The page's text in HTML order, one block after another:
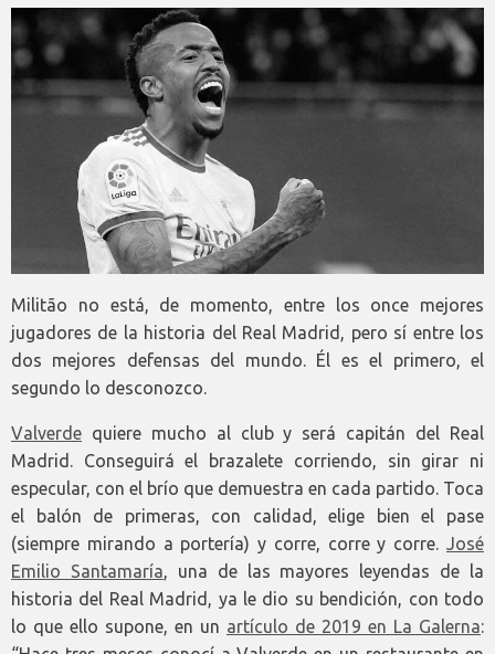
Militão no está, de momento, entre los once mejores
jugadores de la historia del Real Madrid, pero sí entre los
dos mejores defensas del mundo. Él es el primero, el
segundo lo desconozco.
Valverde quiere mucho al club y será capitán del Real
Madrid. Conseguirá el brazalete corriendo, sin girar ni
especular, con el brío que demuestra en cada partido. Toca
el balón de primeras, con calidad, elige bien el pase
(siempre mirando a portería) y corre, corre y corre. José
Emilio Santamaría, una de las mayores leyendas de la
historia del Real Madrid, ya le dio su bendición, con todo
lo que ello supone, en un artículo de 2019 en La Galerna: